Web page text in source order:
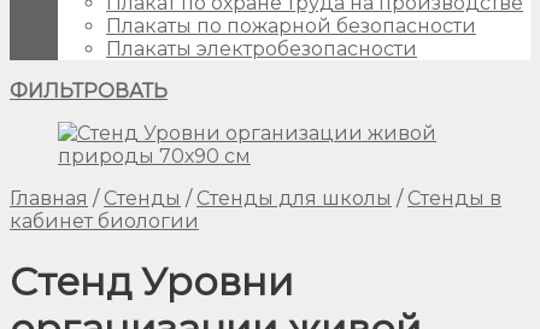
Плакаты по пожарной безопасности
Плакаты электробезопасности
ФИЛЬТРОВАТЬ
Главная / Стенды / Стенды для школы / Стенды в
кабинет биологии
Стенд Уровни